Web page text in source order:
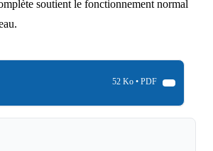
soutient le fonctionnement normal
52 Ko • PDF